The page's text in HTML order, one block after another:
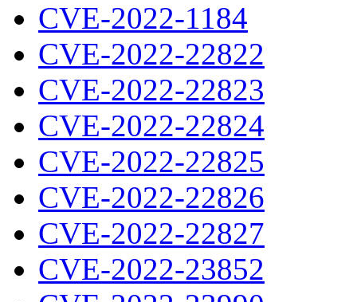
CVE-2022-1184
CVE-2022-22822
CVE-2022-22823
CVE-2022-22824
CVE-2022-22825
CVE-2022-22826
CVE-2022-22827
CVE-2022-23852